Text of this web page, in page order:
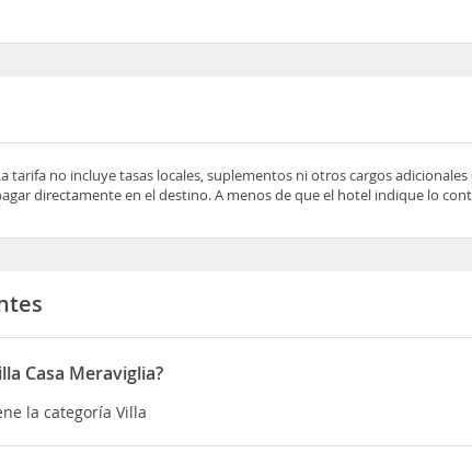
tarifa no incluye tasas locales, suplementos ni otros cargos
directamente en el destino. A menos de que el hotel indique lo
Casa Meraviglia?
la categoría Villa